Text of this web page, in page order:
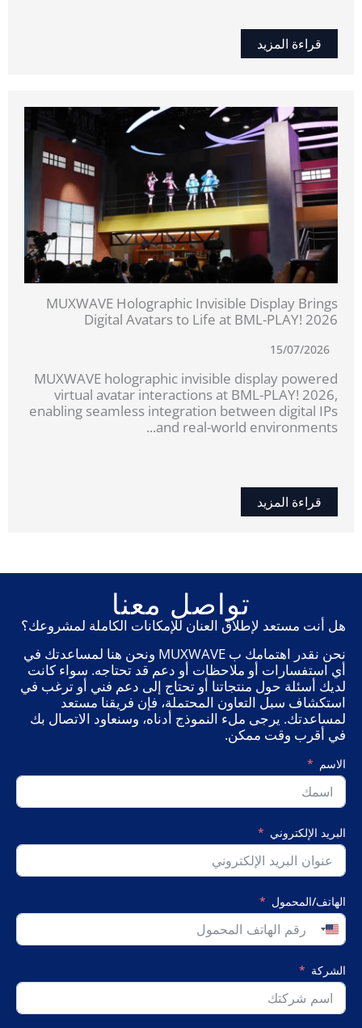
قراءة المزيد
MUXWAVE Holographic Invisible Display Brings
Digital Avatars to Life at BML-PLAY! 2026
15/07/2026
MUXWAVE holographic invisible display powered
virtual avatar interactions at BML-PLAY! 2026,
enabling seamless integration between digital IPs
and real-world environments...
قراءة المزيد
تواصل معنا
هل أنت مستعد لإطلاق العنان للإمكانات الكاملة لمشروعك؟
نحن نقدر اهتمامك ب MUXWAVE ونحن هنا لمساعدتك في
أي استفسارات أو ملاحظات أو دعم قد تحتاجه. سواء كانت
لديك أسئلة حول منتجاتنا أو تحتاج إلى دعم فني أو ترغب في
استكشاف سبل التعاون المحتملة، فإن فريقنا مستعد
لمساعدتك. يرجى ملء النموذج أدناه، وسنعاود الاتصال بك
في أقرب وقت ممكن.
الاسم
البريد الإلكتروني
الهاتف/المحمول
United
States
+1
الشركة